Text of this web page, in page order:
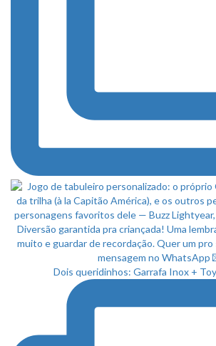
Dois queridinhos: Garrafa Inox +